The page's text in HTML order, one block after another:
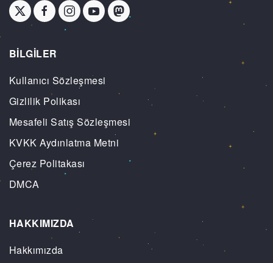
BİLGİLER
Kullanıcı Sözleşmesi
Gizlilik Polikası
Mesafeli Satış Sözleşmesi
KVKK Aydınlatma Metni
Çerez Politakası
DMCA
HAKKIMIZDA
Hakkımızda